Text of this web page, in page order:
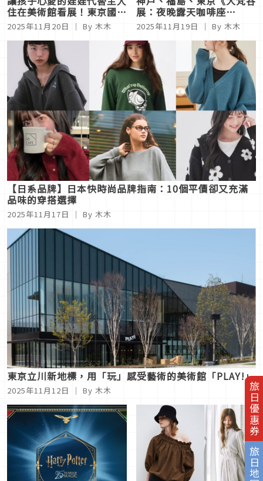
旅日優惠券
旅日地圖
住在美術館看展！東京國立
近代美術館「布偶夜宿會」
2025年11月20日 ｜ By 木木
展：夜晚露天咖啡座
2025》 在光與孤獨之間，
尋找不滅的希望 ! 經典名作
聯名周邊同步登場
2025年11月19日 ｜ By 木木
【日系品牌】日本快時尚品牌指南：10個平價卻又充滿
品味的穿搭選擇
2025年11月17日 ｜ By 木木
東京立川新地標，用「玩」感受藝術的美術館「PLAY!」
2025年11月12日 ｜ By 木木